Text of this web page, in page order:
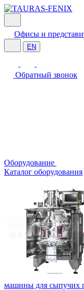
Офисы и
EN
Обратный звонок
Оборудование
Каталог оборудования
машины для